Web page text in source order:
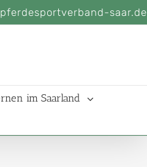
saar.de
im Saarland